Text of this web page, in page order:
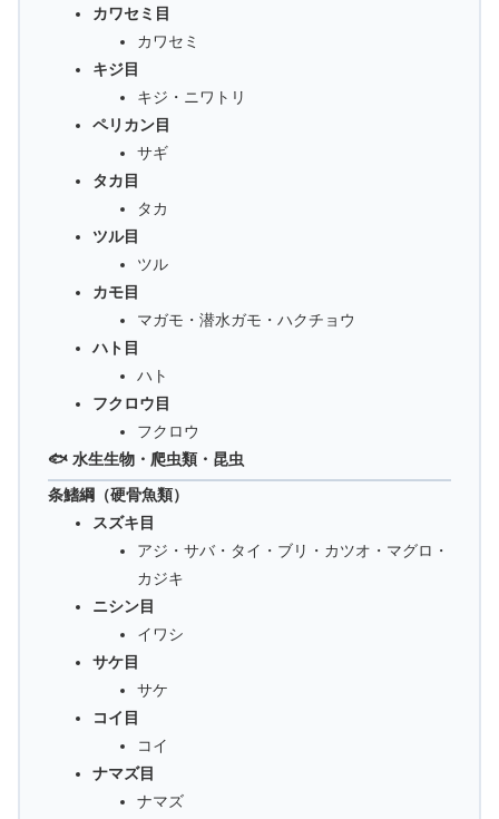
カワセミ目
カワセミ
キジ目
キジ・ニワトリ
ペリカン目
サギ
タカ目
タカ
ツル目
ツル
カモ目
マガモ・潜水ガモ・ハクチョウ
ハト目
ハト
フクロウ目
フクロウ
🐟 水生生物・爬虫類・昆虫
条鰭綱（硬骨魚類）
スズキ目
アジ・サバ・タイ・ブリ・カツオ・マグロ・
カジキ
ニシン目
イワシ
サケ目
サケ
コイ目
コイ
ナマズ目
ナマズ